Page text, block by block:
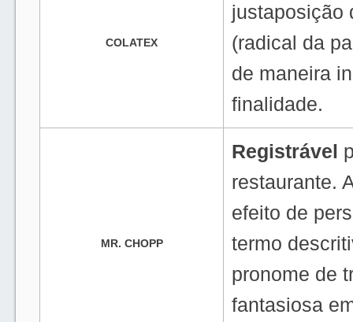
COLATEX
justaposição
(radical da
de maneira
finalidade.
MR. CHOPP
Registrável
restaurante.
efeito de
termo
pronome de
fantasiosa